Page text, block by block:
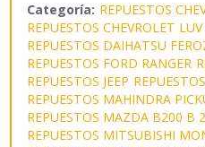
Categoría: REPUESTOS
REPUESTOS CHEVROLET
REPUESTOS DAIHATSU
REPUESTOS FORD RANGER
REPUESTOS JEEP
REPUESTOS MAHINDRA
REPUESTOS MAZDA B200 B
REPUESTOS MITSUBISHI